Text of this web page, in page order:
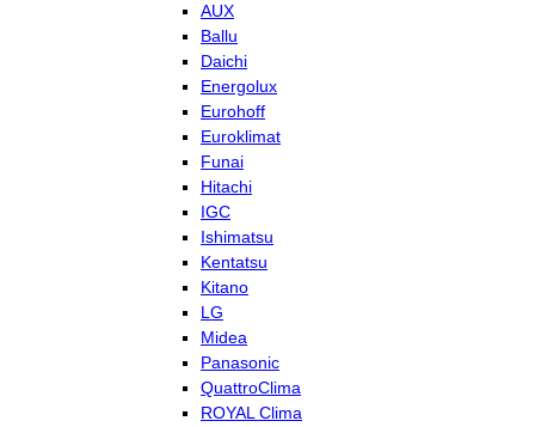
AUX
Ballu
Daichi
Energolux
Eurohoff
Euroklimat
Funai
Hitachi
IGC
Ishimatsu
Kentatsu
Kitano
LG
Midea
Panasonic
QuattroClima
ROYAL Clima